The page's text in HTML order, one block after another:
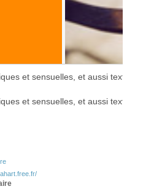
et sensuelles, et aussi textes,
et sensuelles, et aussi textes,